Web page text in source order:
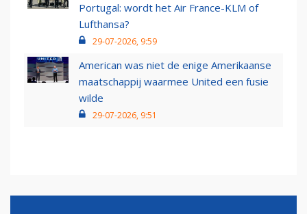
Portugal: wordt het Air France-KLM of
Lufthansa?
29-07-2026, 9:59
American was niet de enige Amerikaanse
maatschappij waarmee United een fusie
wilde
29-07-2026, 9:51